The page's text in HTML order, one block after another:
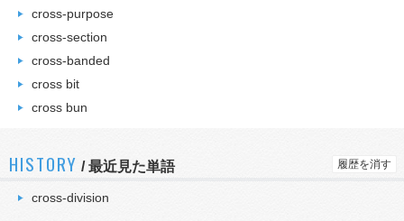
cross-purpose
cross-section
cross-banded
cross bit
cross bun
HISTORY /最近見た単語 履歴を消す
cross-division